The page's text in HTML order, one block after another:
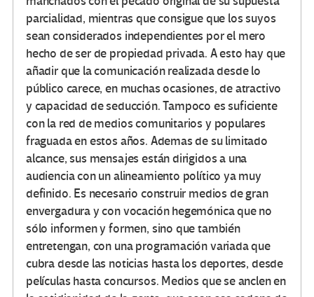
parcialidad, mientras que consigue que los suyos
sean considerados independientes por el mero
hecho de ser de propiedad privada. A esto hay que
añadir que la comunicación realizada desde lo
público carece, en muchas ocasiones, de atractivo
y capacidad de seducción. Tampoco es suficiente
con la red de medios comunitarios y populares
fraguada en estos años. Ademas de su limitado
alcance, sus mensajes están dirigidos a una
audiencia con un alineamiento político ya muy
definido. Es necesario construir medios de gran
envergadura y con vocación hegemónica que no
sólo informen y formen, sino que también
entretengan, con una programación variada que
cubra desde las noticias hasta los deportes, desde
películas hasta concursos. Medios que se anclen en